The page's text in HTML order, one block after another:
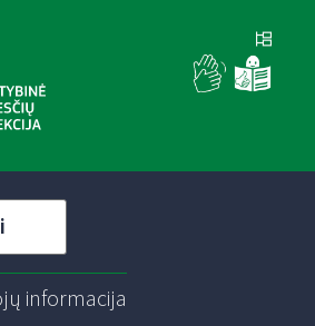
informacija